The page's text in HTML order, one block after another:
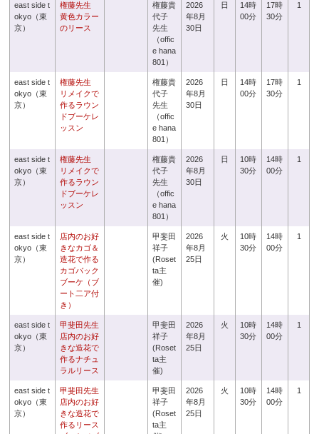
east side t
okyo（東
京）
権藤先生
黄色カラー
のリース
権藤貴
代子
先生
（offic
e hana
801）
2026
年8月
30日
日
14時
00分
17時
30分
1
east side t
okyo（東
京）
権藤先生
リメイクで
作るラウン
ドブーケレ
ッスン
権藤貴
代子
先生
（offic
e hana
801）
2026
年8月
30日
日
14時
00分
17時
30分
1
east side t
okyo（東
京）
権藤先生
リメイクで
作るラウン
ドブーケレ
ッスン
権藤貴
代子
先生
（offic
e hana
801）
2026
年8月
30日
日
10時
30分
14時
00分
1
east side t
okyo（東
京）
店内のお好
きなカゴ＆
造花で作る
カゴバック
ブーケ（ブ
ート二ア付
き）
甲斐田
祥子
(Roset
ta主
催)
2026
年8月
25日
火
10時
30分
14時
00分
1
east side t
okyo（東
京）
甲斐田先生
店内のお好
きな造花で
作るナチュ
ラルリース
甲斐田
祥子
(Roset
ta主
催)
2026
年8月
25日
火
10時
30分
14時
00分
1
east side t
okyo（東
京）
甲斐田先生
店内のお好
きな造花で
作るリース
甲斐田
祥子
(Roset
ta主
2026
年8月
25日
火
10時
30分
14時
00分
1